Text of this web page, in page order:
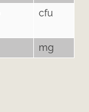
cfu
mg